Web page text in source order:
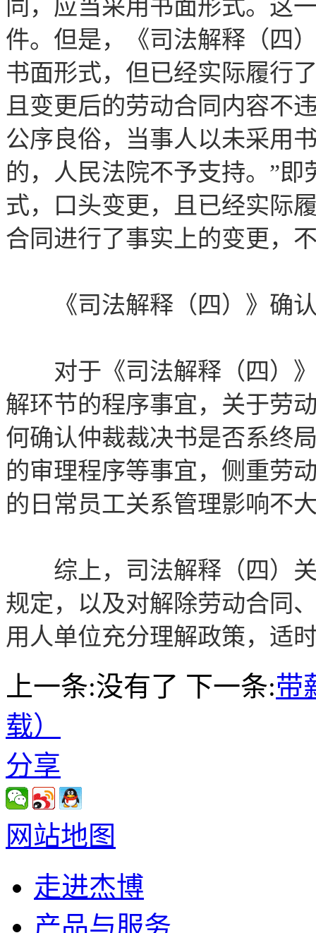
同，应当采用书面形式。这
件。但是，《司法解释（四
书面形式，但已经实际履行
且变更后的劳动合同内容不
公序良俗，当事人以未采用
的，人民法院不予支持。”
式，口头变更，且已经实际
合同进行了事实上的变更，
《司法解释（四）》确认
对于《司法解释（四）》
解环节的程序事宜，关于劳
何确认仲裁裁决书是否系终
的审理程序等事宜，侧重劳
的日常员工关系管理影响不
综上，司法解释（四）关
规定，以及对解除劳动合同
用人单位充分理解政策，适
上一条:没有了 下一条:带
载）
分享
网站地图
走进杰博
产品与服务